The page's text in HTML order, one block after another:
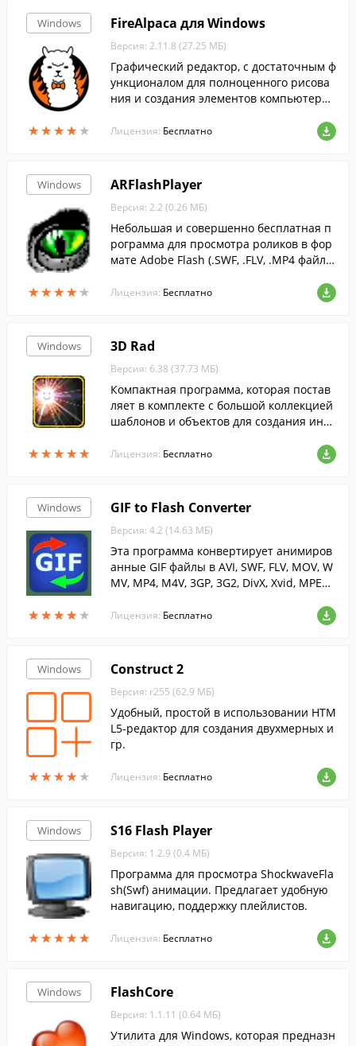
Windows
★★★★ ★
★★★★ ★
FireAlpaca для Windows
Версия: 2.11.8 (27.25 МБ)
Графический редактор, с достаточным ф
ункционалом для полноценного рисова
ния и создания элементов компьютерно
Лицензия: Бесплатно
Windows
★★★★★
★★★★★
ARFlashPlayer
Версия: 2.2 (0.26 МБ)
Небольшая и совершенно бесплатная п
рограмма для просмотра роликов в фор
мате Adobe Flash (.SWF, .FLV, .MP4 файло
Лицензия: Бесплатно
Windows
★★★★★
★★★★★
3D Rad
Версия: 6.38 (37.73 МБ)
Компактная программа, которая постав
ляет в комплекте с большой коллекцией
шаблонов и объектов для создания инте
Лицензия: Бесплатно
Windows
★★★★ ★
★★★★ ★
GIF to Flash Converter
Версия: 4.2 (14.63 МБ)
Эта программа конвертирует анимиров
анные GIF файлы в AVI, SWF, FLV, MOV, W
MV, MP4, M4V, 3GP, 3G2, DivX, Xvid, MPEG2
Лицензия: Бесплатно
Windows
★★★★ ★
★★★★ ★
Construct 2
Версия: r255 (62.9 МБ)
Удобный, простой в использовании HTM
L5-редактор для создания двухмерных и
гр.
Лицензия: Бесплатно
Windows
★★★★★
★★★★★
S16 Flash Player
Версия: 1.2.9 (0.4 МБ)
Программа для просмотра ShockwaveFla
sh(Swf) анимации. Предлагает удобную
навигацию, поддержку плейлистов.
Лицензия: Бесплатно
Windows FlashCore
Версия: 1.1.11 (0.64 МБ)
Утилита для Windows, которая предназн